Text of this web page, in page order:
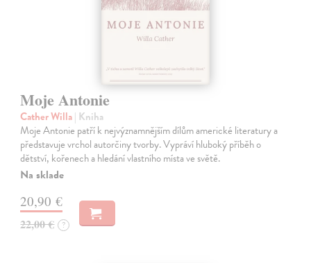
Moje Antonie
Cather Willa| Kniha
Moje Antonie patří k nejvýznamnějším dílům americké literatury a
představuje vrchol autorčiny tvorby. Vypráví hluboký příběh o
dětství, kořenech a hledání vlastního místa ve světě.
Na sklade
20,90 €
22,00 € ?